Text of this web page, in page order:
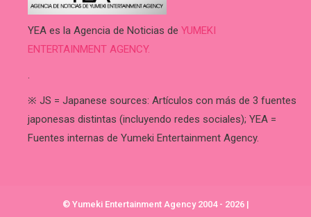
YEA es la Agencia de Noticias de YUMEKI
ENTERTAINMENT AGENCY.
.
※ JS = Japanese sources: Artículos con más de 3 fuentes
japonesas distintas (incluyendo redes sociales); YEA =
Fuentes internas de Yumeki Entertainment Agency.
© Yumeki Entertainment Agency 2004 - 2026 |